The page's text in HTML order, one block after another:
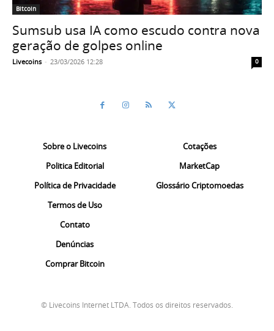
Bitcoin
Sumsub usa IA como escudo contra nova
geração de golpes online
Livecoins - 23/03/2026 12:28 0
Sobre o Livecoins
Politica Editorial
Política de Privacidade
Termos de Uso
Contato
Denúncias
Comprar Bitcoin
Cotações
MarketCap
Glossário Criptomoedas
© Livecoins Internet LTDA. Todos os direitos reservados.